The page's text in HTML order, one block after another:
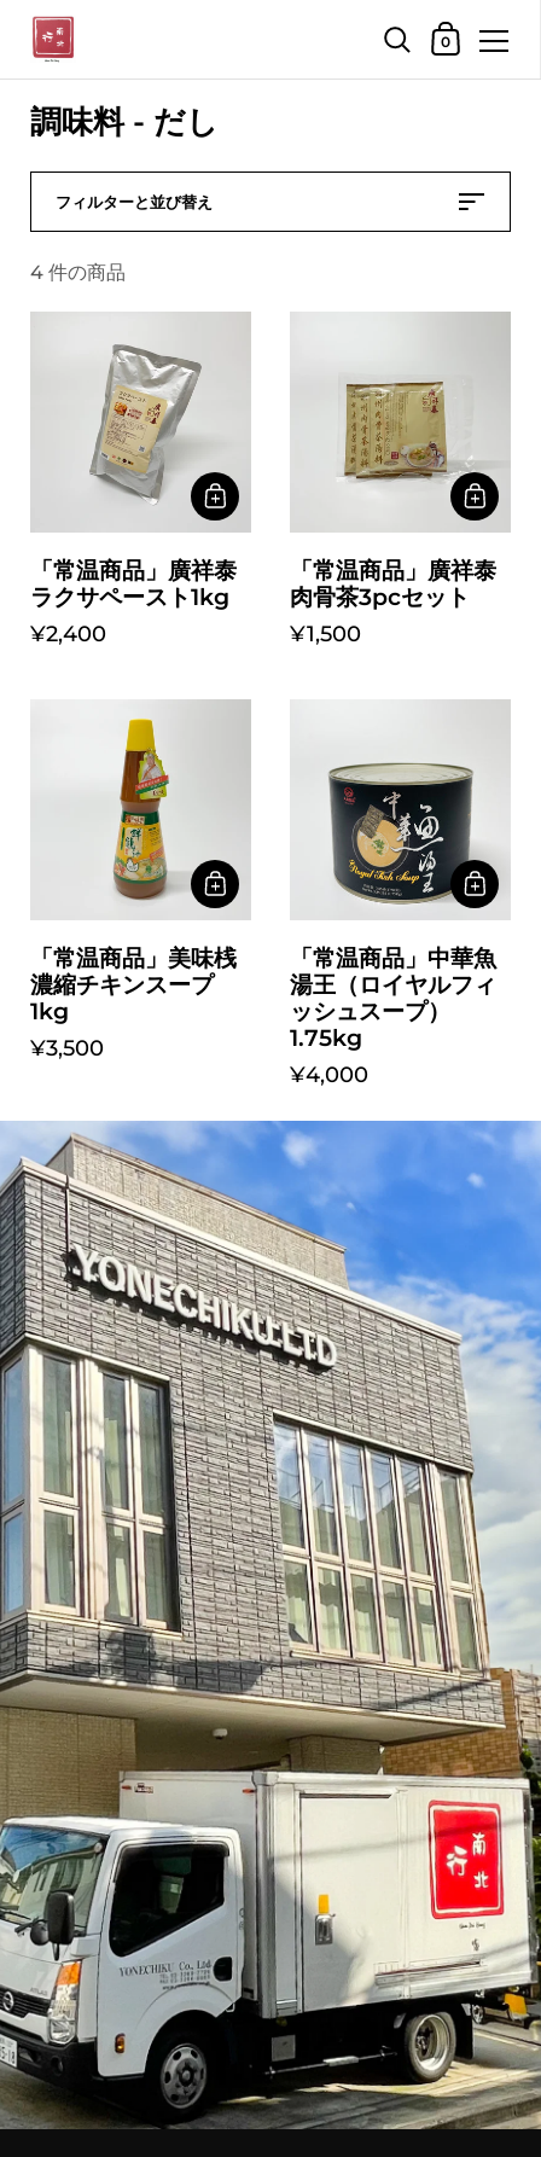
ショッピ
0
調味料 - だし
フィルターと並び替え
4 件の商品
「常温商品」廣祥泰
ラクサペースト1kg
¥2,400
「常温商品」廣祥泰
肉骨茶3pcセット
¥1,500
「常温商品」美味桟
濃縮チキンスープ
1kg
¥3,500
「常温商品」中華魚
湯王（ロイヤルフィ
ッシュスープ）
1.75kg
¥4,000